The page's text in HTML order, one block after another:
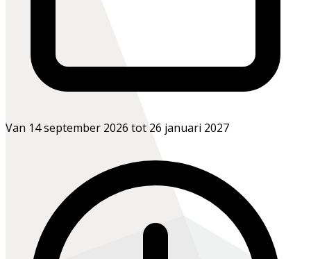
Van 14 september 2026 tot 26 januari 2027